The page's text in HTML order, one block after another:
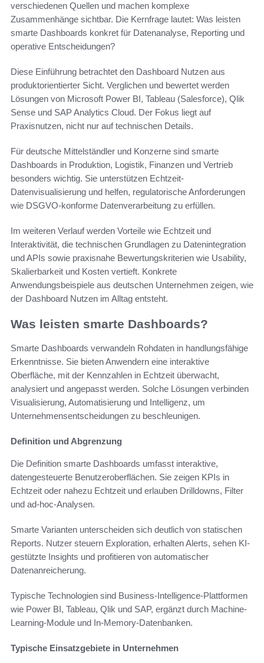
verschiedenen Quellen und machen komplexe
Zusammenhänge sichtbar. Die Kernfrage lautet: Was leisten
smarte Dashboards konkret für Datenanalyse, Reporting und
operative Entscheidungen?
Diese Einführung betrachtet den Dashboard Nutzen aus
produktorientierter Sicht. Verglichen und bewertet werden
Lösungen von Microsoft Power BI, Tableau (Salesforce), Qlik
Sense und SAP Analytics Cloud. Der Fokus liegt auf
Praxisnutzen, nicht nur auf technischen Details.
Für deutsche Mittelständler und Konzerne sind smarte
Dashboards in Produktion, Logistik, Finanzen und Vertrieb
besonders wichtig. Sie unterstützen Echtzeit-
Datenvisualisierung und helfen, regulatorische Anforderungen
wie DSGVO-konforme Datenverarbeitung zu erfüllen.
Im weiteren Verlauf werden Vorteile wie Echtzeit und
Interaktivität, die technischen Grundlagen zu Datenintegration
und APIs sowie praxisnahe Bewertungskriterien wie Usability,
Skalierbarkeit und Kosten vertieft. Konkrete
Anwendungsbeispiele aus deutschen Unternehmen zeigen, wie
der Dashboard Nutzen im Alltag entsteht.
Was leisten smarte Dashboards?
Smarte Dashboards verwandeln Rohdaten in handlungsfähige
Erkenntnisse. Sie bieten Anwendern eine interaktive
Oberfläche, mit der Kennzahlen in Echtzeit überwacht,
analysiert und angepasst werden. Solche Lösungen verbinden
Visualisierung, Automatisierung und Intelligenz, um
Unternehmensentscheidungen zu beschleunigen.
Definition und Abgrenzung
Die Definition smarte Dashboards umfasst interaktive,
datengesteuerte Benutzeroberflächen. Sie zeigen KPIs in
Echtzeit oder nahezu Echtzeit und erlauben Drilldowns, Filter
und ad-hoc-Analysen.
Smarte Varianten unterscheiden sich deutlich von statischen
Reports. Nutzer steuern Exploration, erhalten Alerts, sehen KI-
gestützte Insights und profitieren von automatischer
Datenanreicherung.
Typische Technologien sind Business-Intelligence-Plattformen
wie Power BI, Tableau, Qlik und SAP, ergänzt durch Machine-
Learning-Module und In-Memory-Datenbanken.
Typische Einsatzgebiete in Unternehmen